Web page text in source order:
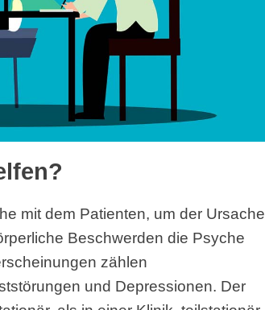
mit dem Patienten, um der Ursache
Beschwerden die Psyche
zählen
und Depressionen. Der